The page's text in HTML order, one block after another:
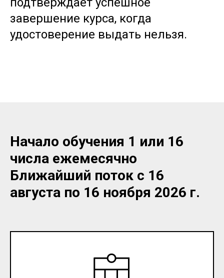
завершение курса, когда
удостоверение выдать нельзя.
Начало обучения 1 или 16
числа ежемесячно
Ближайший поток с 16
августа по 16 ноября 2026 г.